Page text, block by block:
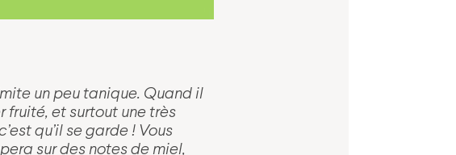
un peu tanique. Quand il
fruité, et surtout une très
qu’il se garde ! Vous
sur des notes de miel,